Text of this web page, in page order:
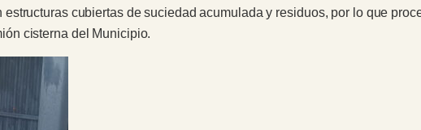
estructuras cubiertas de suciedad acumulada y residuos, por lo que
cisterna del Municipio.